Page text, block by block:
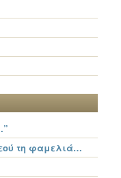
τη φαμελιά…